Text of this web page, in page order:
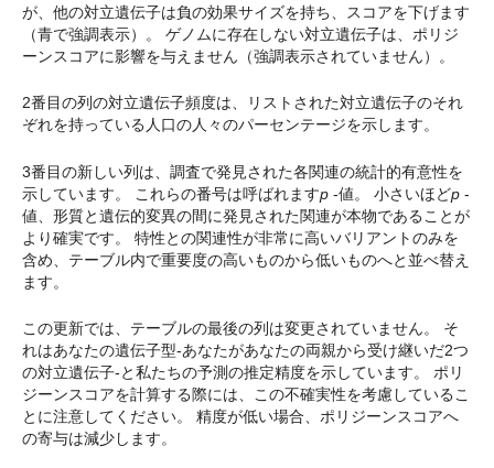
が、他の対立遺伝子は負の効果サイズを持ち、スコアを下げます
（青で強調表示）。 ゲノムに存在しない対立遺伝子は、ポリジ
ーンスコアに影響を与えません（強調表示されていません）。
2番目の列の対立遺伝子頻度は、リストされた対立遺伝子のそれ
ぞれを持っている人口の人々のパーセンテージを示します。
3番目の新しい列は、調査で発見された各関連の統計的有意性を
示しています。 これらの番号は呼ばれますp -値。 小さいほどp -
値、形質と遺伝的変異の間に発見された関連が本物であることが
より確実です。 特性との関連性が非常に高いバリアントのみを
含め、テーブル内で重要度の高いものから低いものへと並べ替え
ます。
この更新では、テーブルの最後の列は変更されていません。 そ
れはあなたの遺伝子型-あなたがあなたの両親から受け継いだ2つ
の対立遺伝子-と私たちの予測の推定精度を示しています。 ポリ
ジーンスコアを計算する際には、この不確実性を考慮しているこ
とに注意してください。 精度が低い場合、ポリジーンスコアへ
の寄与は減少します。